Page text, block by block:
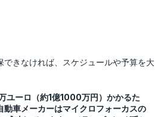
きなければ、スケジュールや予算を大
ユーロ（約1億1000万円）かかるた
車メーカーはマイクロフォーカスの